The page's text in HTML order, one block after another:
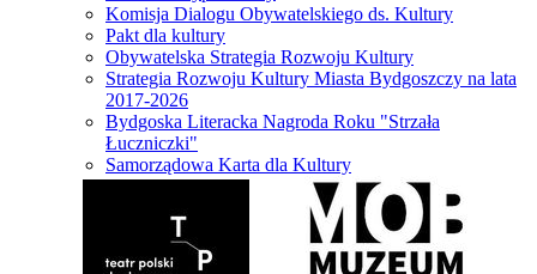
Komisja Dialogu Obywatelskiego ds. Kultury
Pakt dla kultury
Obywatelska Strategia Rozwoju Kultury
Strategia Rozwoju Kultury Miasta Bydgoszczy na lata
2017-2026
Bydgoska Literacka Nagroda Roku "Strzała
Łuczniczki"
Samorządowa Karta dla Kultury